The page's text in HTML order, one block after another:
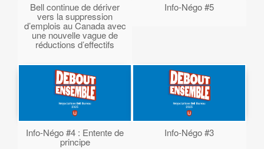
Bell continue de dériver
vers la suppression
d’emplois au Canada avec
une nouvelle vague de
réductions d’effectifs
Info-Négo #5
Info-Négo #4 : Entente de
principe
Info-Négo #3